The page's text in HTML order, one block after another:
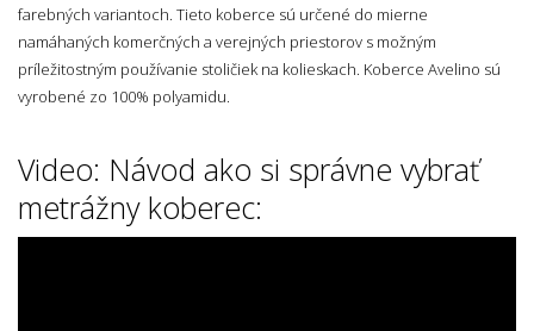
farebných variantoch. Tieto koberce sú určené do mierne
namáhaných komerčných a verejných priestorov s možným
príležitostným používanie stoličiek na kolieskach. Koberce Avelino sú
vyrobené zo 100% polyamidu.
Video: Návod ako si správne vybrať
metrážny koberec: